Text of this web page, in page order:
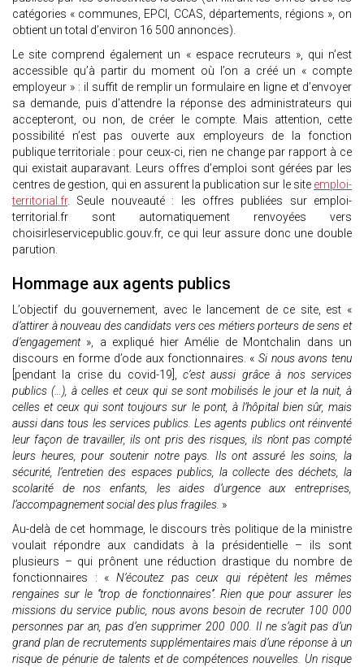
catégories « communes, EPCI, CCAS, départements, régions », on
obtient un total d’environ 16 500 annonces).
Le site comprend également un « espace recruteurs », qui n’est
accessible qu’à partir du moment où l’on a créé un « compte
employeur » : il suffit de remplir un formulaire en ligne et d’envoyer
sa demande, puis d’attendre la réponse des administrateurs qui
accepteront, ou non, de créer le compte. Mais attention, cette
possibilité n’est pas ouverte aux employeurs de la fonction
publique territoriale : pour ceux-ci, rien ne change par rapport à ce
qui existait auparavant. Leurs offres d’emploi sont gérées par les
centres de gestion, qui en assurent la publication sur le site emploi-
territorial.fr. Seule nouveauté : les offres publiées sur emploi-
territorial.fr sont automatiquement renvoyées vers
choisirleservicepublic.gouv.fr, ce qui leur assure donc une double
parution.
Hommage aux agents publics
L’objectif du gouvernement, avec le lancement de ce site, est «
d’attirer à nouveau des candidats vers ces métiers porteurs de sens et
d’engagement », a expliqué hier Amélie de Montchalin dans un
discours en forme d’ode aux fonctionnaires. « Si nous avons tenu
[pendant la crise du covid-19], c’est aussi grâce à nos services
publics (…), à celles et ceux qui se sont mobilisés le jour et la nuit, à
celles et ceux qui sont toujours sur le pont, à l’hôpital bien sûr, mais
aussi dans tous les services publics. Les agents publics ont réinventé
leur façon de travailler, ils ont pris des risques, ils n’ont pas compté
leurs heures, pour soutenir notre pays. Ils ont assuré les soins, la
sécurité, l’entretien des espaces publics, la collecte des déchets, la
scolarité de nos enfants, les aides d’urgence aux entreprises,
l’accompagnement social des plus fragiles. »
Au-delà de cet hommage, le discours très politique de la ministre
voulait répondre aux candidats à la présidentielle – ils sont
plusieurs – qui prônent une réduction drastique du nombre de
fonctionnaires : « N’écoutez pas ceux qui répètent les mêmes
rengaines sur le ‘’trop de fonctionnaires’’. Rien que pour assurer les
missions du service public, nous avons besoin de recruter 100 000
personnes par an, pas d’en supprimer 200 000. Il ne s’agit pas d’un
grand plan de recrutements supplémentaires mais d’une réponse à un
risque de pénurie de talents et de compétences nouvelles. Un risque